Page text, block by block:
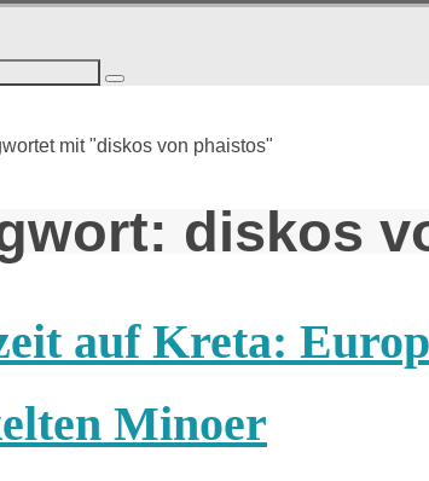
Suchen
mit "diskos von phaistos"
diskos
auf Kreta:
Minoer